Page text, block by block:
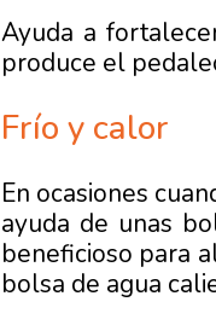
Ayuda a
produce el
Frío y calor
En ocasiones
ayuda de unas
beneficioso para
bolsa de agua